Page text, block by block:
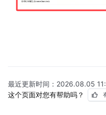
最近更新时间： 2026.08.05
这个页面对您有帮助吗？